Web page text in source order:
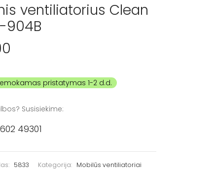
ventiliatorius Clean
904B
Susisiekime:
49301
5833 Kategorija: Mobilūs ventiliatoriai